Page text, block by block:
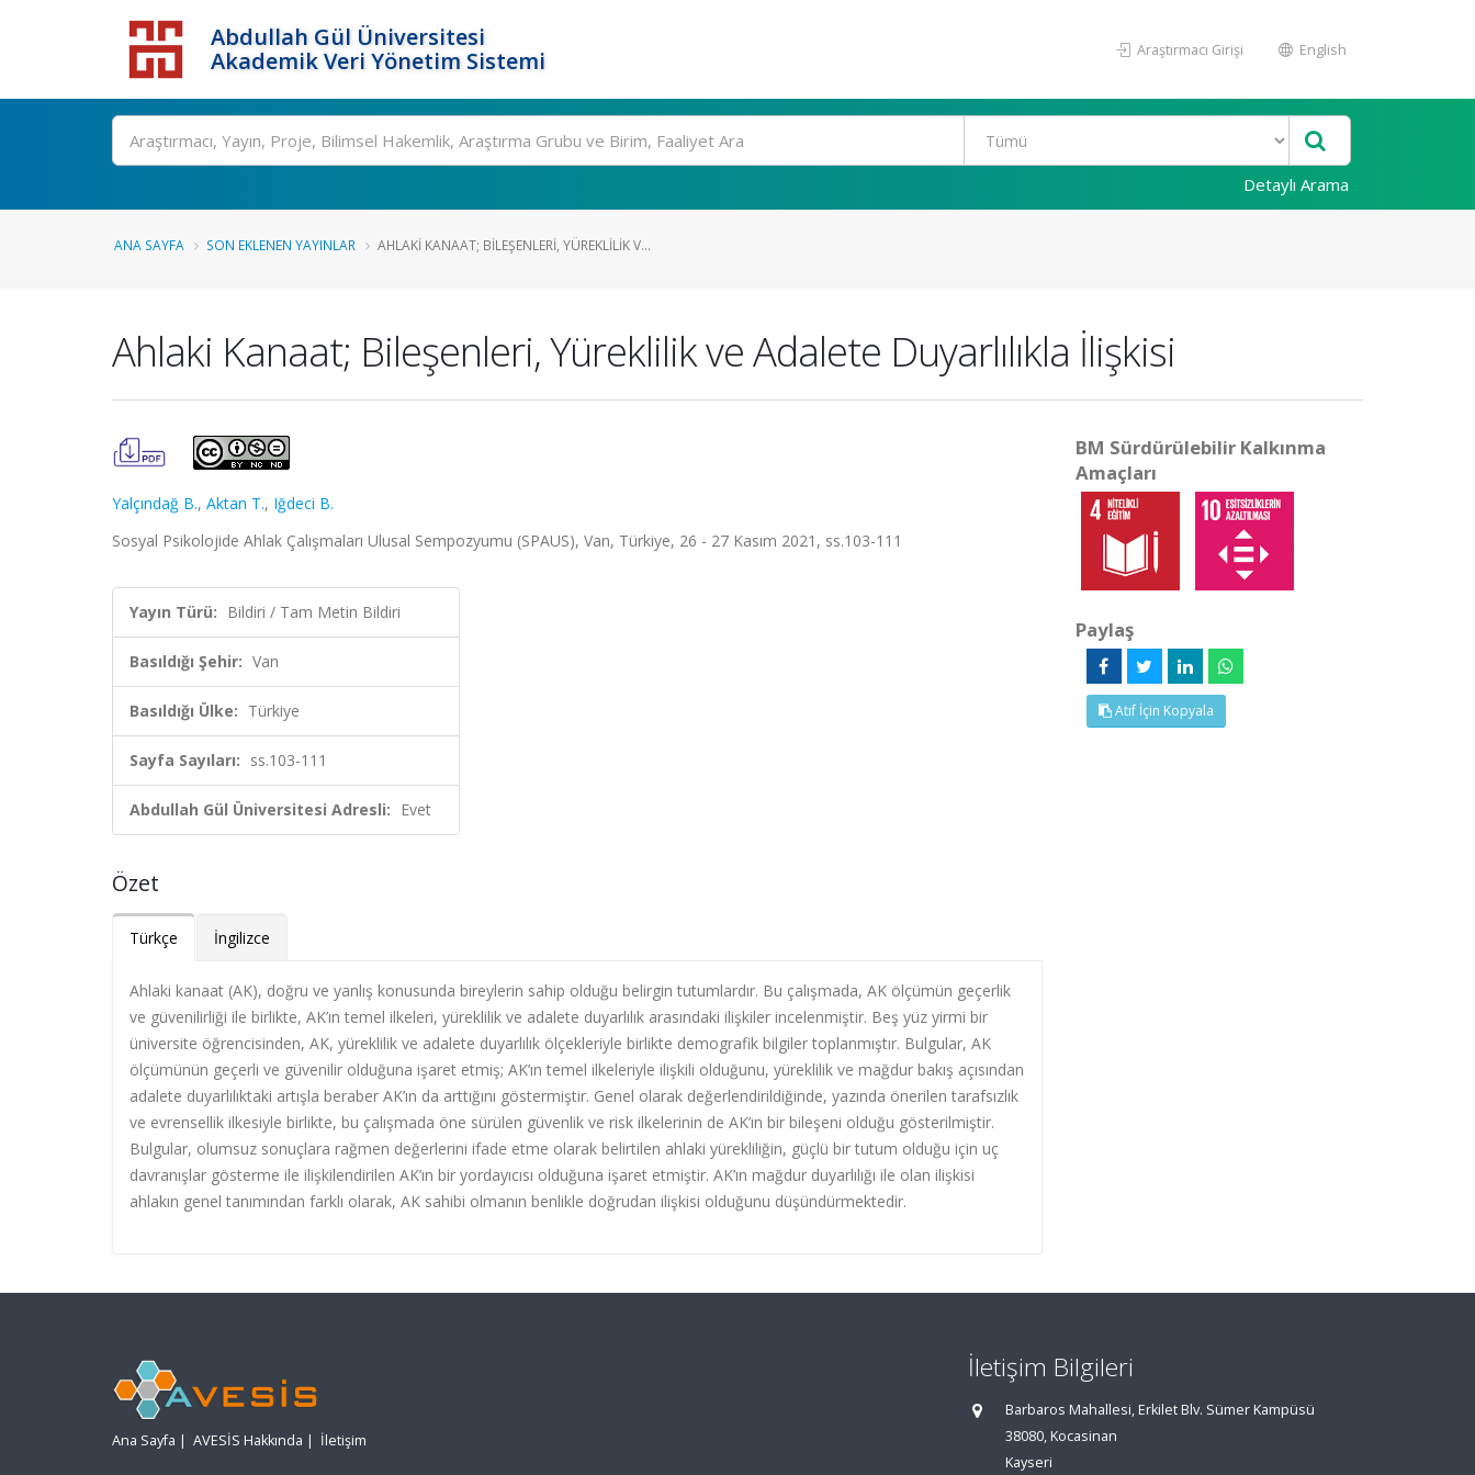
Abdullah Gül Üniversitesi
Akademik Veri Yönetim Sistemi
Araştırmacı Girişi English
Detaylı Arama
ANA SAYFA SON EKLENEN YAYINLAR AHLAKI KANAAT; BILEŞENLERI, YÜREKLILIK V...
Ahlaki Kanaat; Bileşenleri, Yüreklilik ve Adalete Duyarlılıkla İlişkisi
Yalçındağ B., Aktan T., Iğdeci B.
Sosyal Psikolojide Ahlak Çalışmaları Ulusal Sempozyumu (SPAUS), Van, Türkiye, 26 - 27 Kasım 2021, ss.103-111
Yayın Türü: Bildiri / Tam Metin Bildiri
Basıldığı Şehir: Van
Basıldığı Ülke: Türkiye
Sayfa Sayıları: ss.103-111
Abdullah Gül Üniversitesi Adresli: Evet
Özet
Türkçe İngilizce
Ahlaki kanaat (AK), doğru ve yanlış konusunda bireylerin sahip olduğu belirgin tutumlardır. Bu çalışmada, AK ölçümün geçerlik
ve güvenilirliği ile birlikte, AK’ın temel ilkeleri, yüreklilik ve adalete duyarlılık arasındaki ilişkiler incelenmiştir. Beş yüz yirmi bir
üniversite öğrencisinden, AK, yüreklilik ve adalete duyarlılık ölçekleriyle birlikte demografik bilgiler toplanmıştır. Bulgular, AK
ölçümünün geçerli ve güvenilir olduğuna işaret etmiş; AK’ın temel ilkeleriyle ilişkili olduğunu, yüreklilik ve mağdur bakış açısından
adalete duyarlılıktaki artışla beraber AK’ın da arttığını göstermiştir. Genel olarak değerlendirildiğinde, yazında önerilen tarafsızlık
ve evrensellik ilkesiyle birlikte, bu çalışmada öne sürülen güvenlik ve risk ilkelerinin de AK’ın bir bileşeni olduğu gösterilmiştir.
Bulgular, olumsuz sonuçlara rağmen değerlerini ifade etme olarak belirtilen ahlaki yürekliliğin, güçlü bir tutum olduğu için uç
davranışlar gösterme ile ilişkilendirilen AK’ın bir yordayıcısı olduğuna işaret etmiştir. AK’ın mağdur duyarlılığı ile olan ilişkisi
ahlakın genel tanımından farklı olarak, AK sahibi olmanın benlikle doğrudan ilişkisi olduğunu düşündürmektedir.
BM Sürdürülebilir Kalkınma
Amaçları
Paylaş
Atıf İçin Kopyala
Ana Sayfa | AVESİS Hakkında | İletişim
İletişim Bilgileri
Barbaros Mahallesi, Erkilet Blv. Sümer Kampüsü
38080, Kocasinan
Kayseri